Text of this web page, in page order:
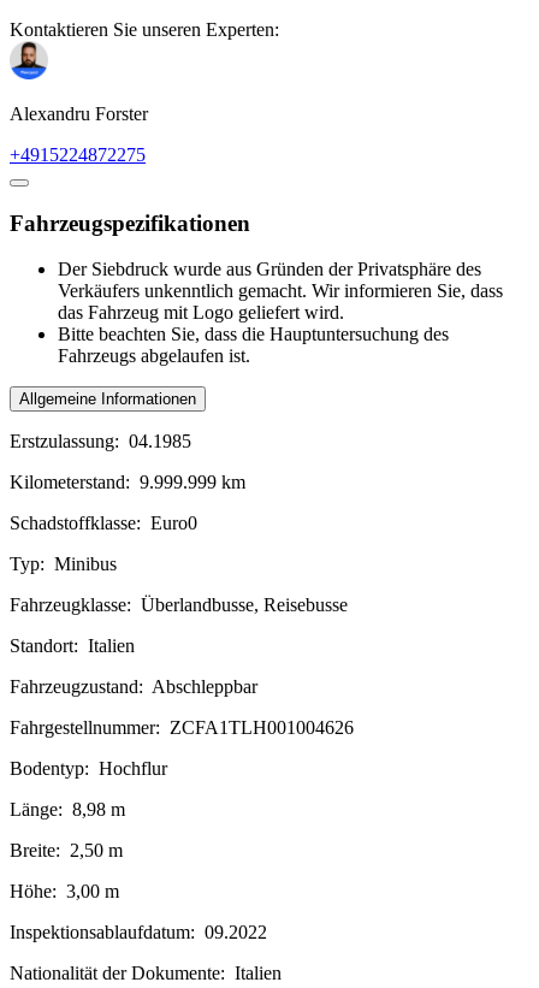
Kontaktieren Sie unseren Experten:
Alexandru Forster
+4915224872275
Fahrzeugspezifikationen
Der Siebdruck wurde aus Gründen der Privatsphäre des
Verkäufers unkenntlich gemacht. Wir informieren Sie, dass
das Fahrzeug mit Logo geliefert wird.
Bitte beachten Sie, dass die Hauptuntersuchung des
Fahrzeugs abgelaufen ist.
Allgemeine Informationen
Erstzulassung: 04.1985
Kilometerstand: 9.999.999 km
Schadstoffklasse: Euro0
Typ: Minibus
Fahrzeugklasse: Überlandbusse, Reisebusse
Standort: Italien
Fahrzeugzustand: Abschleppbar
Fahrgestellnummer: ZCFA1TLH001004626
Bodentyp: Hochflur
Länge: 8,98 m
Breite: 2,50 m
Höhe: 3,00 m
Inspektionsablaufdatum: 09.2022
Nationalität der Dokumente: Italien